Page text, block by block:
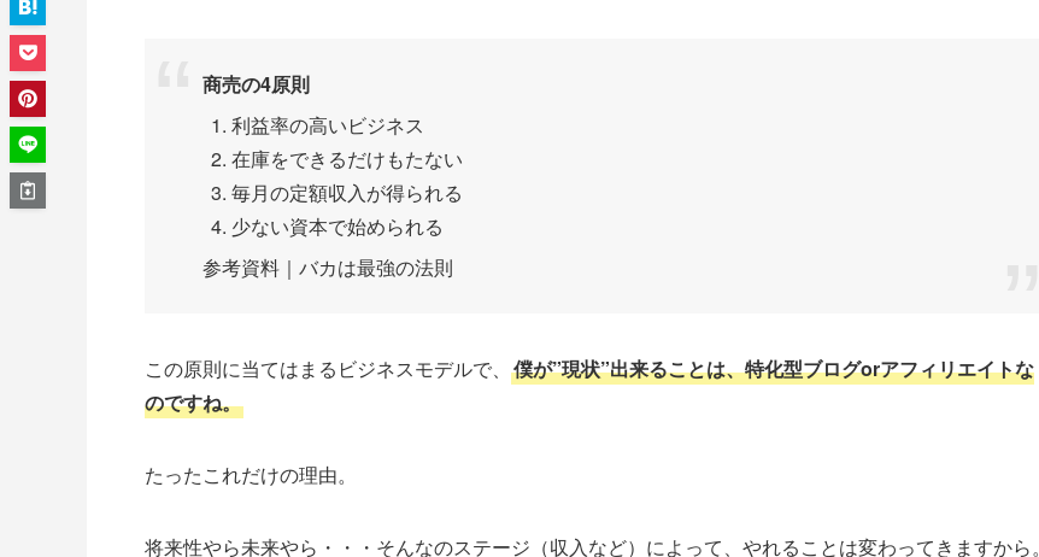
商売の4原則
利益率の高いビジネス
在庫をできるだけもたない
毎月の定額収入が得られる
少ない資本で始められる
参考資料｜バカは最強の法則
この原則に当てはまるビジネスモデルで、 僕が”現状”出来ることは、特化型ブログorアフィリエイトな
のですね。
たったこれだけの理由。
将来性やら未来やら・・・そんなのステージ（収入など）によって、やれることは変わってきますから。